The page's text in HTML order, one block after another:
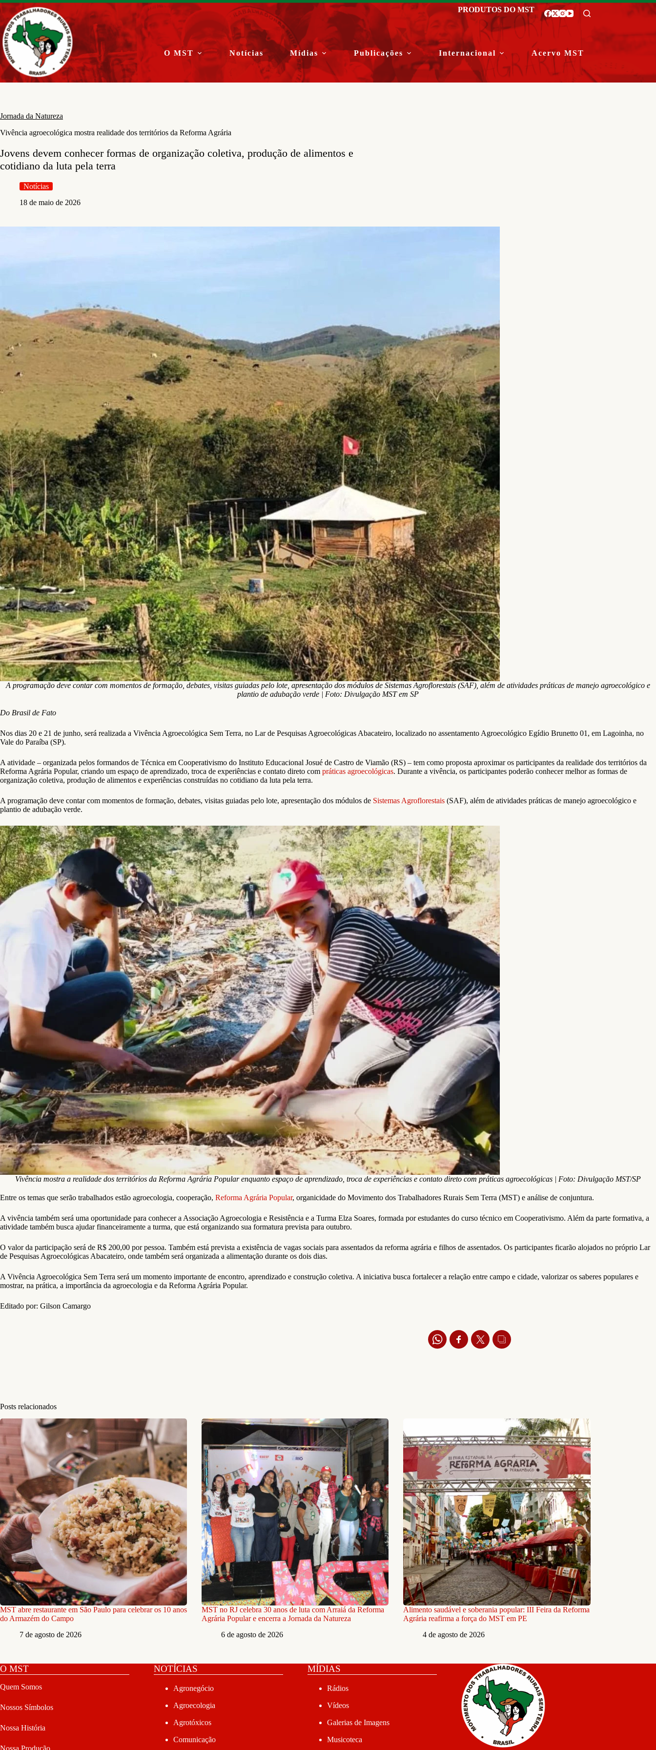
Pular
para
o
conteúdo
PRODUTOS DO MST
O MST Notícias Mídias Publicações Internacional Acervo MST
Jornada da Natureza
Vivência agroecológica mostra realidade dos territórios da Reforma Agrária
Jovens devem conhecer formas de organização coletiva, produção de alimentos e
cotidiano da luta pela terra
Notícias
18 de maio de 2026
A programação deve contar com momentos de formação, debates, visitas guiadas pelo lote, apresentação dos módulos de Sistemas Agroflorestais (SAF), além de atividades práticas de manejo agroecológico e
plantio de adubação verde | Foto: Divulgação MST em SP
Do Brasil de Fato
Nos dias 20 e 21 de junho, será realizada a Vivência Agroecológica Sem Terra, no Lar de Pesquisas Agroecológicas Abacateiro, localizado no assentamento Agroecológico Egídio Brunetto 01, em Lagoinha, no
Vale do Paraíba (SP).
A atividade – organizada pelos formandos de Técnica em Cooperativismo do Instituto Educacional Josué de Castro de Viamão (RS) – tem como proposta aproximar os participantes da realidade dos territórios da
Reforma Agrária Popular, criando um espaço de aprendizado, troca de experiências e contato direto com práticas agroecológicas. Durante a vivência, os participantes poderão conhecer melhor as formas de
organização coletiva, produção de alimentos e experiências construídas no cotidiano da luta pela terra.
A programação deve contar com momentos de formação, debates, visitas guiadas pelo lote, apresentação dos módulos de Sistemas Agroflorestais (SAF), além de atividades práticas de manejo agroecológico e
plantio de adubação verde.
Vivência mostra a realidade dos territórios da Reforma Agrária Popular enquanto espaço de aprendizado, troca de experiências e contato direto com práticas agroecológicas | Foto: Divulgação MST/SP
Entre os temas que serão trabalhados estão agroecologia, cooperação, Reforma Agrária Popular, organicidade do Movimento dos Trabalhadores Rurais Sem Terra (MST) e análise de conjuntura.
A vivência também será uma oportunidade para conhecer a Associação Agroecologia e Resistência e a Turma Elza Soares, formada por estudantes do curso técnico em Cooperativismo. Além da parte formativa, a
atividade também busca ajudar financeiramente a turma, que está organizando sua formatura prevista para outubro.
O valor da participação será de R$ 200,00 por pessoa. Também está prevista a existência de vagas sociais para assentados da reforma agrária e filhos de assentados. Os participantes ficarão alojados no próprio Lar
de Pesquisas Agroecológicas Abacateiro, onde também será organizada a alimentação durante os dois dias.
A Vivência Agroecológica Sem Terra será um momento importante de encontro, aprendizado e construção coletiva. A iniciativa busca fortalecer a relação entre campo e cidade, valorizar os saberes populares e
mostrar, na prática, a importância da agroecologia e da Reforma Agrária Popular.
Editado por: Gilson Camargo
Posts relacionados
MST abre restaurante em São Paulo para celebrar os 10 anos
do Armazém do Campo
7 de agosto de 2026
MST no RJ celebra 30 anos de luta com Arraiá da Reforma
Agrária Popular e encerra a Jornada da Natureza
6 de agosto de 2026
Alimento saudável e soberania popular: III Feira da Reforma
Agrária reafirma a força do MST em PE
4 de agosto de 2026
O MST
Quem Somos
Nossos Símbolos
Nossa História
Nossa Produção
NOTÍCIAS
Agronegócio
Agroecologia
Agrotóxicos
Comunicação
MÍDIAS
Rádios
Vídeos
Galerias de Imagens
Musicoteca